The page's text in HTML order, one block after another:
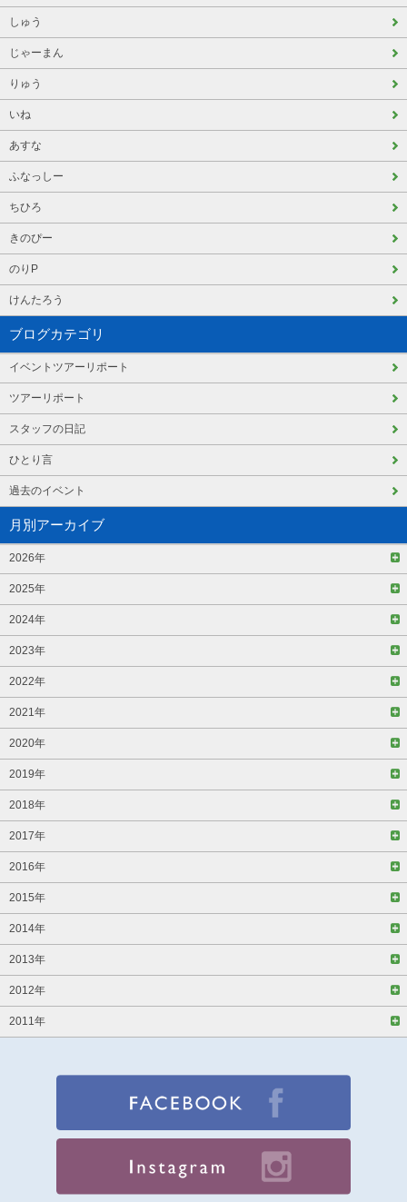
しゅう
じゃーまん
りゅう
いね
あすな
ふなっしー
ちひろ
きのぴー
のりP
けんたろう
ブログカテゴリ
イベントツアーリポート
ツアーリポート
スタッフの日記
ひとり言
過去のイベント
月別アーカイブ
2026年
2025年
2024年
2023年
2022年
2021年
2020年
2019年
2018年
2017年
2016年
2015年
2014年
2013年
2012年
2011年